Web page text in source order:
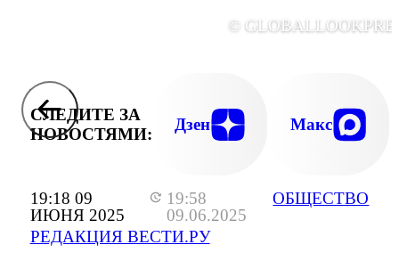
19:18 09
ИЮНЯ 2025
19:58
09.06.2025
РЕДАКЦИЯ ВЕСТИ.РУ
ОБЩЕСТВО
©
СЛЕДИТЕ ЗА
НОВОСТЯМИ:
Дзен Макс